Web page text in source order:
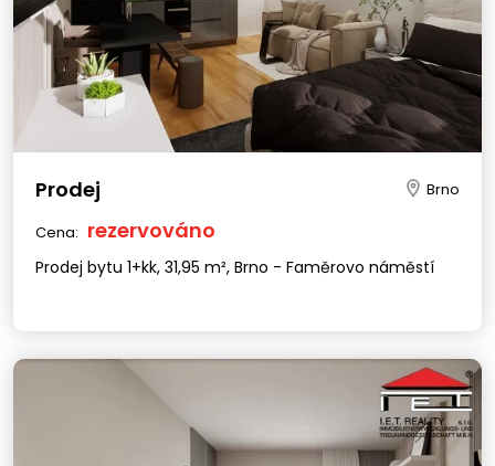
Prodej Brno
Cena: rezervováno
Prodej bytu 1+kk, 31,95 m², Brno - Faměrovo náměstí